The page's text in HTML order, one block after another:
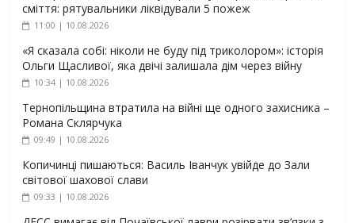
сміття: рятувальники ліквідували 5 пожеж
11:00 | 10.08.2026
«Я сказала собі: ніколи не буду під триколором»: історія
Ольги Щасливої, яка двічі залишала дім через війну
10:34 | 10.08.2026
Тернопільщина втратила на війні ще одного захисника –
Романа Склярчука
09:49 | 10.08.2026
Копичинці пишаються: Василь Іванчук увійде до Зали
світової шахової слави
09:33 | 10.08.2026